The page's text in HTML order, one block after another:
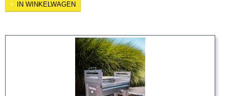
IN WINKELWAGEN